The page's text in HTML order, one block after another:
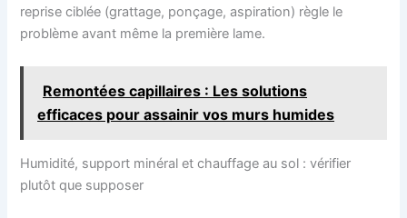
reprise ciblée (grattage, ponçage, aspiration) règle le
problème avant même la première lame.
Remontées capillaires : Les solutions
efficaces pour assainir vos murs humides
Humidité, support minéral et chauffage au sol : vérifier
plutôt que supposer